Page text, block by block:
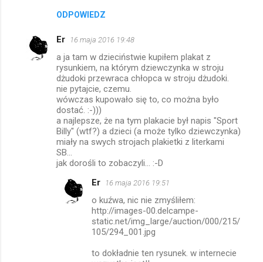
ODPOWIEDZ
Er 16 maja 2016 19:48
a ja tam w dzieciństwie kupiłem plakat z
rysunkiem, na którym dziewczynka w stroju
dżudoki przewraca chłopca w stroju dżudoki.
nie pytajcie, czemu.
wówczas kupowało się to, co można było
dostać. :-)))
a najlepsze, że na tym plakacie był napis "Sport
Billy" (wtf?) a dzieci (a może tylko dziewczynka)
miały na swych strojach plakietki z literkami
SB...
jak dorośli to zobaczyli... :-D
Er 16 maja 2016 19:51
o kuźwa, nic nie zmyśliłem:
http://images-00.delcampe-
static.net/img_large/auction/000/215/
105/294_001.jpg
to dokładnie ten rysunek. w internecie